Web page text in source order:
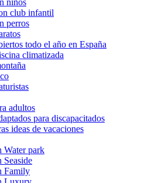
niños
club infantil
perros
todo el año en España
climatizada
adultos
para discapacitados
ideas de vacaciones
Water park
Seaside
Family